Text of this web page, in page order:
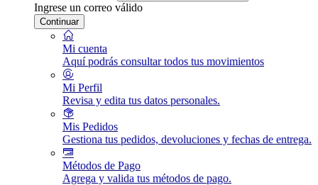
Ingrese un correo válido
Continuar
Mi cuenta
Aquí podrás consultar todos tus movimientos
Mi Perfil
Revisa y edita tus datos personales.
Mis Pedidos
Gestiona tus pedidos, devoluciones y fechas de entrega.
Métodos de Pago
Agrega y valida tus métodos de pago.